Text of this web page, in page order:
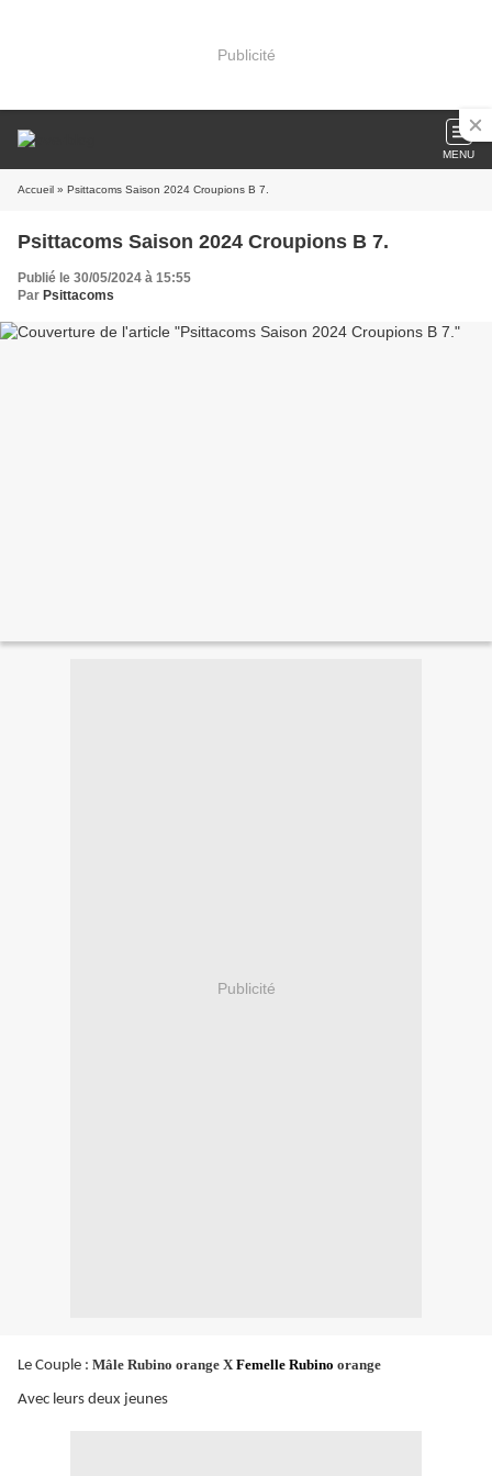
Publicité
MENU
Accueil » Psittacoms Saison 2024 Croupions B 7.
Psittacoms Saison 2024 Croupions B 7.
Publié le 30/05/2024 à 15:55
Par Psittacoms
Publicité
Le Couple : Mâle Rubino orange X Femelle Rubino orange
Avec leurs deux jeunes